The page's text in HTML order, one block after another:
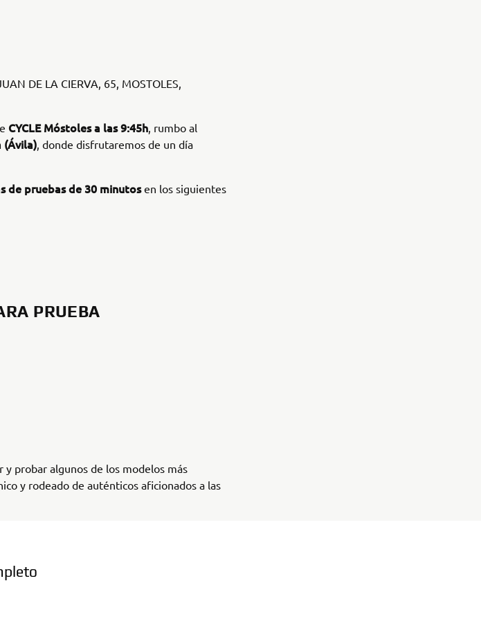
DE LA CIERVA, 65, MOSTOLES,
CYCLE Móstoles a las 9:45h, rumbo al
(Ávila), donde disfrutaremos de un día
de pruebas de 30 minutosen los siguientes
PRUEBA
probar algunos de los modelos más
y rodeado de auténticos aficionados a las